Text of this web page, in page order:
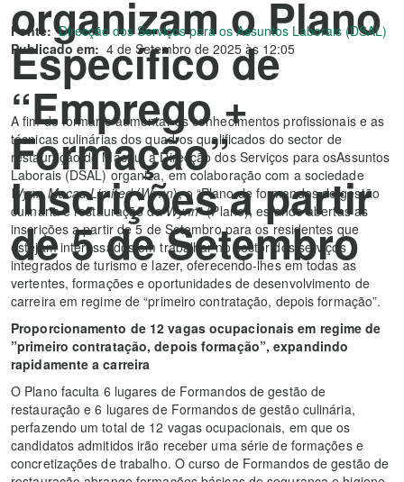
organizam o Plano
Específico de
“Emprego +
Formação”
Inscrições a partir
de 5 de Setembro
Fonte: Direcção dos Serviços para os Assuntos Laborais (DSAL)
Publicado em: 4 de Setembro de 2025 às 12:05
A fim de formar e aumentar os conhecimentos profissionais e as
técnicas culinárias dos quadros qualificados do sector de
restauração de Macau, a Direcção dos Serviços para osAssuntos
Laborais (DSAL) organiza, em colaboração com a sociedade
Wynn Macau Limited(Wynn), o “Plano de formandos de gestão
culinária e restauração daWynn” (Plano), estando abertas as
inscrições a partir de 5 de Setembro para os residentes que
estejam interessados em trabalhar no sector dos serviços
integrados de turismo e lazer, oferecendo-lhes em todas as
vertentes, formações e oportunidades de desenvolvimento de
carreira em regime de “primeiro contratação, depois formação”.
Proporcionamento de 12 vagas ocupacionais em regime de
”primeiro contratação, depois formação”, expandindo
rapidamente a carreira
O Plano faculta 6 lugares de Formandos de gestão de
restauração e 6 lugares de Formandos de gestão culinária,
perfazendo um total de 12 vagas ocupacionais, em que os
candidatos admitidos irão receber uma série de formações e
concretizações de trabalho. O curso de Formandos de gestão de